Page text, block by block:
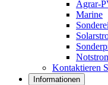
Agrar-
Marine
Kontaktieren
Informationen